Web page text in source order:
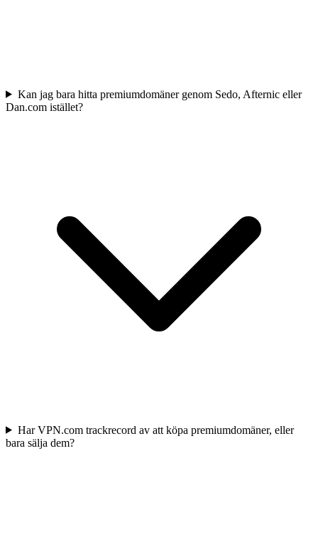
Kan jag bara hitta premiumdomäner genom Sedo, Afternic eller
Dan.com istället?
Har VPN.com trackrecord av att köpa premiumdomäner, eller
bara sälja dem?